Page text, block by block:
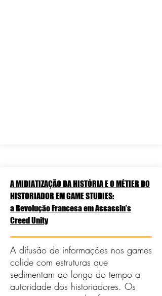
A MIDIATIZAÇÃO DA HISTÓRIA E O MÉTIER DO
HISTORIADOR EM GAME STUDIES:
a Revolução Francesa em Assassin’s
Creed Unity
A difusão de informações nos games
colide com estruturas que
sedimentam ao longo do tempo a
autoridade dos historiadores. Os